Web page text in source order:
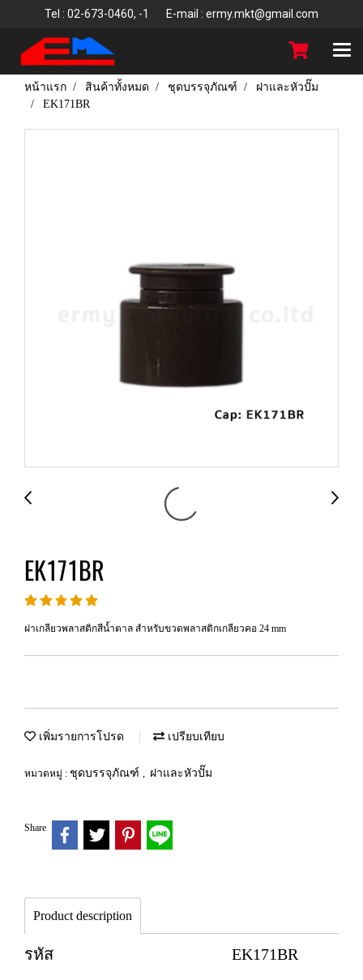
Tel : 02-673-0460, -1 E-mail : ermy.mkt@gmail.com
หน้าแรก สินค้าทั้งหมด ชุดบรรจุภัณฑ์
ฝาและหัวปั๊ม
EK171BR
EK171BR
ฝาเกลียวพลาสติกสีน้ำตาล สำหรับขวดพลาสติกเกลียวคอ 24 mm
เพิ่มรายการโปรด เปรียบเทียบ
หมวดหมู่ : ชุดบรรจุภัณฑ์ , ฝาและหัวปั๊ม
Share
Product description
รหัส EK171BR